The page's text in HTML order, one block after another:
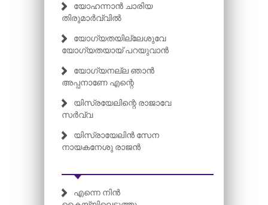
യോഹന്നാൻ ചാരിയ
തിരുമാർവ്വിൽ
യോഗ്യതയില്ലേശുവേ
യോഗ്യതയായ് പറയുവാൻ
യോഗ്യനല്ല ഞാൻ
അപ്പനാണേ എന്റെ
യിസ്രയേലിന്റെ രാജാവേ
സർവ്വ
യിസ്രായേലിൻ സേന
നായകനേശു രാജൻ
എന്നെ നിൻ